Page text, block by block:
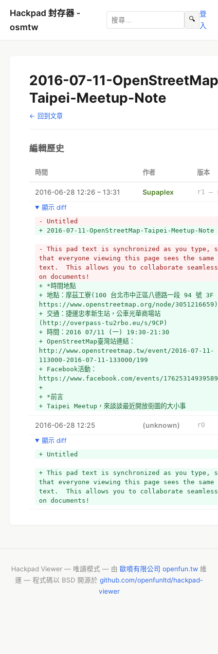
Hackpad 封存器 -
osmtw
🔍
登
入
2016-07-11-
Taipei-Meetup-Note
← 回到文章
編輯歷史
時間 作者 版本
2016-06-28 12:26 – 13:31 Supaplex
r1 –
顯示 diff
- Untitled
+ 2016-07-11-OpenStreetMap-Taipei-Meetup-Note
- This pad text is synchronized as you type,
that everyone viewing this page sees the same
text.  This allows you to collaborate
on documents!
+ *時間地點
+ 地點：摩茲工寮(100 台北市中正區八德路一段 94 號 3F
https://www.openstreetmap.org/node/3051216659)
+ 交通：捷運忠孝新生站，公車光華商場站
(http://overpass-tu2rbo.eu/s/9CP)
+ 時間：2016 07/11 (一) 19:30-21:30
+ OpenStreetMap臺灣站連結：
http://www.openstreetmap.tw/event/2016-07-11-
113000-2016-07-11-133000/199
+ Facebook活動：
https://www.facebook.com/events/
+
+ *前言
+ Taipei Meetup，來談談最近開放街圖的大小事
+ *討論主題
+ https://trello.com/b/yzEDSpjn/openstreetmap-
backlog-https-goo-gl-uy9jqb
+ 這個月的新鮮事
+ http://www.weeklyosm.eu/
+
+ 2016M06 OSM Taiwan 社群進展
2016-06-28 12:25 (unknown)
r0
顯示 diff
+ Untitled
+ This pad text is synchronized as you type,
that everyone viewing this page sees the same
text.  This allows you to collaborate
on documents!
Hackpad Viewer — 唯讀模式 — 由 歐噴有限公司 openfun.tw 維
運 — 程式碼以 BSD 開源於 github.com/openfunltd/hackpad-
viewer